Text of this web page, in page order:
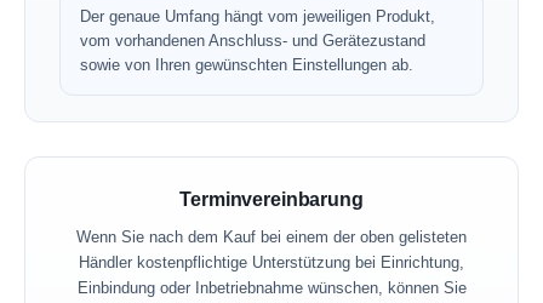
Der genaue Umfang hängt vom jeweiligen Produkt,
vom vorhandenen Anschluss- und Gerätezustand
sowie von Ihren gewünschten Einstellungen ab.
Terminvereinbarung
Wenn Sie nach dem Kauf bei einem der oben gelisteten
Händler kostenpflichtige Unterstützung bei Einrichtung,
Einbindung oder Inbetriebnahme wünschen, können Sie